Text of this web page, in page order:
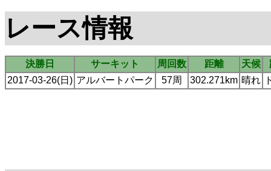
レース情報
決勝日 サーキット 周回数 距離 天候
2017-03-26(日) アルバートパーク 57周 302.271km 晴れ